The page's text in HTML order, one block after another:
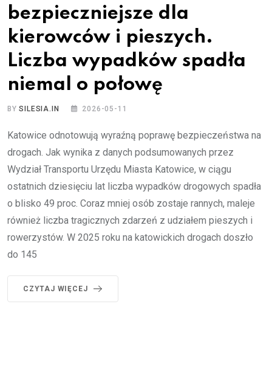
bezpieczniejsze dla
kierowców i pieszych.
Liczba wypadków spadła
niemal o połowę
BYSILESIA.IN 2026-05-11
Katowice odnotowują wyraźną poprawę bezpieczeństwa na
drogach. Jak wynika z danych podsumowanych przez
Wydział Transportu Urzędu Miasta Katowice, w ciągu
ostatnich dziesięciu lat liczba wypadków drogowych spadła
o blisko 49 proc. Coraz mniej osób zostaje rannych, maleje
również liczba tragicznych zdarzeń z udziałem pieszych i
rowerzystów. W 2025 roku na katowickich drogach doszło
do 145
CZYTAJ WIĘCEJ